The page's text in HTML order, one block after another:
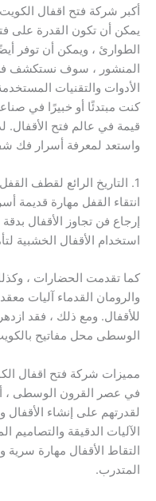
أكبر شركة فتح اقفال الكويت
يمكن أن تكون القدرة على
الطوارئ ، ويمكن أن توفر
المنشور ، سوف نستكشف فن
الأدوات والتقنيات
كنت مبتدئًا أو خبيرًا في
قيمة في عالم فتح الأقفال.
واستعد لمعرفة أسرار فك
1. التاريخ الرائع لقطف القفل
انتقاء القفل مهارة قديمة
إرجاع فن تجاوز الأقفال
استخدام الأقفال الخشبية
كما تقدمت الحضارات ،
والرومان القدماء آليات
للأقفال. ومع ذلك ، فقد
الوسطى محل مفاتيح
مميزات شركة فتح اقفال
في عصر القرون الوسطى ،
لقدرتهم على إنشاء
الآليات الدقيقة
التقاط الأقفال مهارة سرية
المتدرب.